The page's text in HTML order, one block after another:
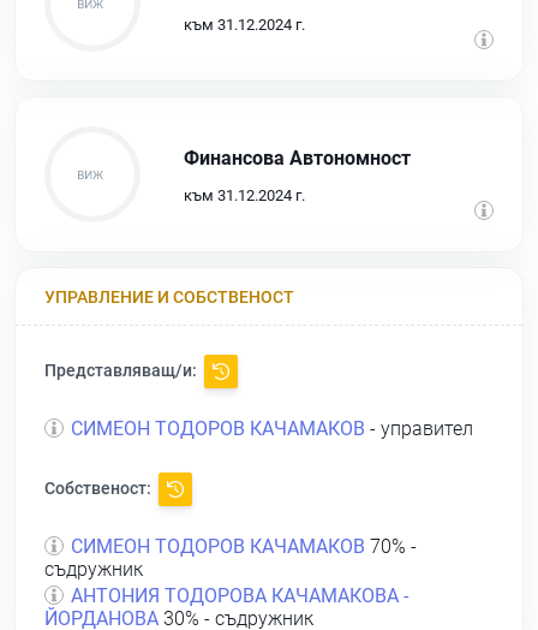
към 31.12.2024 г.
Финансова Автономност
към 31.12.2024 г.
УПРАВЛЕНИЕ И СОБСТВЕНОСТ
Представляващ/и:
СИМЕОН ТОДОРОВ КАЧАМАКОВ - управител
Собственост:
СИМЕОН ТОДОРОВ КАЧАМАКОВ 70% -
съдружник
АНТОНИЯ ТОДОРОВА КАЧАМАКОВА -
ЙОРДАНОВА 30% - съдружник